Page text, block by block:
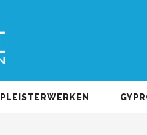
PLEISTERWERKEN